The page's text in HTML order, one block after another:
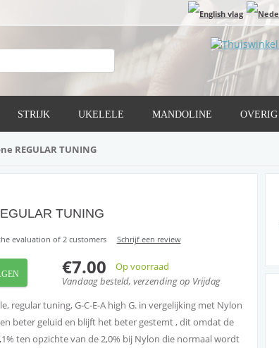
STRIJK UKELELE MANDOLINE OVERIG
REGULAR TUNING
TUNING
evaluation of 2customers Schrijf een review
€7.00
Op voorraad
Vandaag besteld, verzending op Vrijdag
regular tuning, G-C-E-A high G. in vergelijking met Nylon
beter geluid en blijft het beter gestemt , dit omdat de
ten opzichte van de 2,0% bij Nylon die normaal wordt